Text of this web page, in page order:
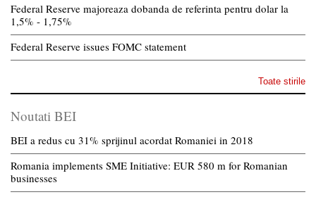
Federal Reserve majoreaza dobanda de referinta pentru dolar la
1,5% - 1,75%
Federal Reserve issues FOMC statement
Toate stirile
Noutati BEI
BEI a redus cu 31% sprijinul acordat Romaniei in 2018
Romania implements SME Initiative: EUR 580 m for Romanian
businesses